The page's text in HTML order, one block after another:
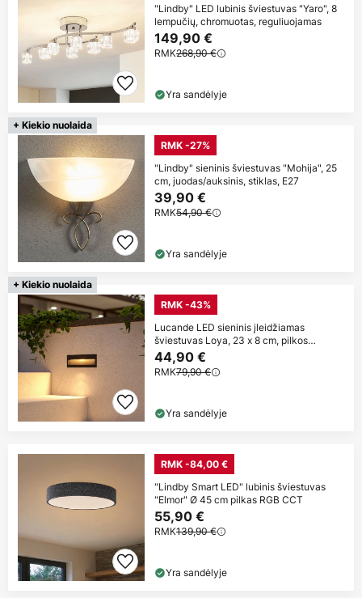
"Lindby" LED lubinis šviestuvas "Yaro", 8
lempučių, chromuotas, reguliuojamas
149,90 €
RMK268,90 €
Yra sandėlyje
+ Kiekio nuolaida
RMK -27%
"Lindby" sieninis šviestuvas "Mohija", 25
cm, juodas/auksinis, stiklas, E27
39,90 €
RMK54,90 €
Yra sandėlyje
+ Kiekio nuolaida
RMK -43%
Lucande LED sieninis įleidžiamas
šviestuvas Loya, 23 x 8 cm, pilkos
spalvos,
44,90 €
RMK79,90 €
Yra sandėlyje
RMK -84,00 €
"Lindby Smart LED" lubinis šviestuvas
"Elmor" Ø 45 cm pilkas RGB CCT
55,90 €
RMK139,90 €
Yra sandėlyje